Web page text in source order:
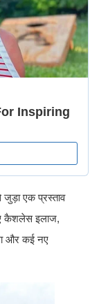
एक प्रस्ताव
कैशलेस इलाज,
और कई नए